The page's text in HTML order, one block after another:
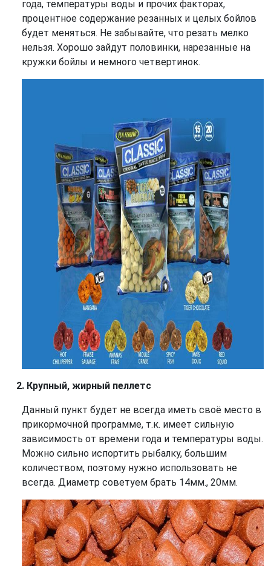
года, температуры воды и прочих факторах,
процентное содержание резанных и целых бойлов
будет меняться. Не забывайте, что резать мелко
нельзя. Хорошо зайдут половинки, нарезанные на
кружки бойлы и немного четвертинок.
Крупный, жирный пеллетс
Данный пункт будет не всегда иметь своё место в
прикормочной программе, т.к. имеет сильную
зависимость от времени года и температуры воды.
Можно сильно испортить рыбалку, большим
количеством, поэтому нужно использовать не
всегда. Диаметр советуем брать 14мм., 20мм.